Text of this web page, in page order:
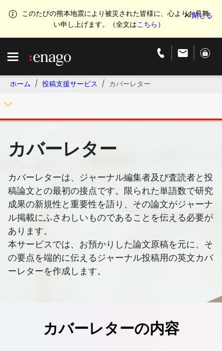
このたびの熊本地震により被災された皆様に、心よりお見舞
い申し上げます。（全文はこちら ）
ホーム 投稿支援サービス カバーレター
カバーレター
カバーレターは、ジャーナル編集者及び査読者と投
稿論文との最初の接点です。限られた単語数で研究
成果の新規性と重要性を語り、その論文がジャーナ
ル掲載にふさわしいものであることを伝える必要が
あります。
本サービスでは、お預かりした論文原稿を元に、そ
の要点を端的に伝えるジャーナル投稿用の英文カバ
ーレターを作成します。
カバーレターの内容